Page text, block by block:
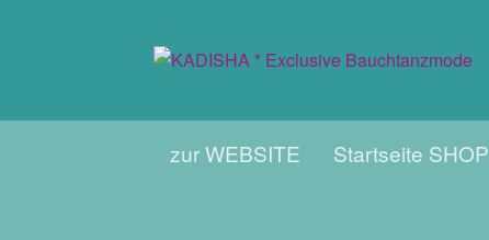
Zur
Zum
zur WEBSITE Startseite SHOP